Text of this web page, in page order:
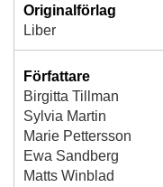
Originalförlag
Liber
Författare
Birgitta Tillman
Sylvia Martin
Marie Pettersson
Ewa Sandberg
Matts Winblad